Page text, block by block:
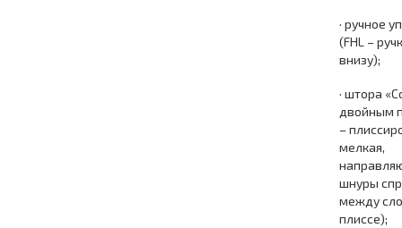
· ручное
(FHL –
внизу);
· штора
двойным
–
мелкая,
шнуры
между
плиссе);